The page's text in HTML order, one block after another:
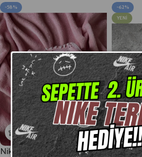
-58%
Nike Dunk Low Triple Pink
-62%
YENI